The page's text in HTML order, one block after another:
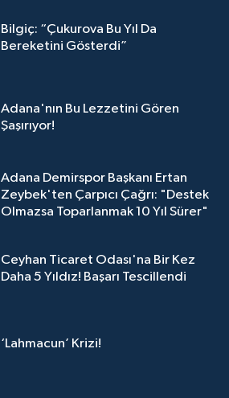
Bilgiç: “Çukurova Bu Yıl Da
Bereketini Gösterdi”
Adana'nın Bu Lezzetini Gören
Şaşırıyor!
Adana Demirspor Başkanı Ertan
Zeybek'ten Çarpıcı Çağrı: "Destek
Olmazsa Toparlanmak 10 Yıl Sürer"
Ceyhan Ticaret Odası'na Bir Kez
Daha 5 Yıldız! Başarı Tescillendi
‘Lahmacun’ Krizi!